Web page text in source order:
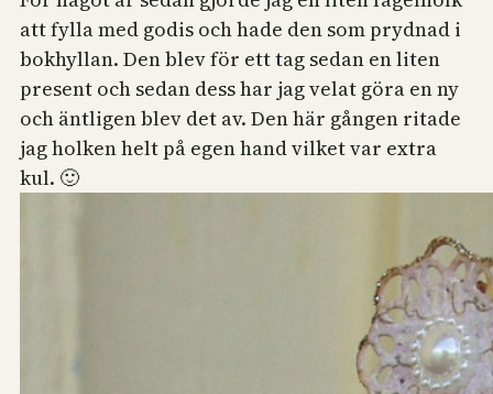
att fylla med godis och hade den som prydnad i
bokhyllan. Den blev för ett tag sedan en liten
present och sedan dess har jag velat göra en ny
och äntligen blev det av. Den här gången ritade
jag holken helt på egen hand vilket var extra
kul. 🙂